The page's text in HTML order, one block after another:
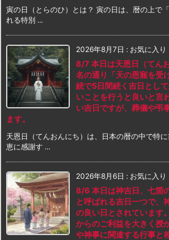
寅の日（とらのひ）とは？ 寅の日は、暦の上で
れる特別 ...
2026年8月7日 : お気に入り
8/7 本日は天恩日（てん
名の通り「天の恩寵を受
続で5日間続く吉日とし
いことを行うと良いと言
い吉日ですが、葬儀や弔
ます。
天恩日（てんおんにち）は、日本の暦の中で特
恵に感謝す ...
2026年8月6日 : お気に入り
8/6 本日は神吉日、七箇
と呼ばれる吉日一つで、
の良い日とされています
からのご利益を大きく授
や神事に関連する行事と